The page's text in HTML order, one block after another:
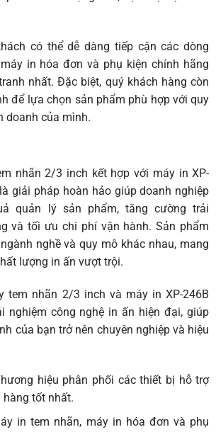
có thể dễ dàng tiếp cận các dòng
in hóa đơn và phụ kiện chính hãng
nhất. Đặc biệt, quý khách hàng còn
để lựa chọn sản phẩm phù hợp với quy
doanh của mình.
nhãn 2/3 inch kết hợp với máy in XP-
giải pháp hoàn hảo giúp doanh nghiệp
quản lý sản phẩm, tăng cường trải
và tối ưu chi phí vận hành. Sản phẩm
nghề và quy mô khác nhau, mang
lượng in ấn vượt trội.
tem nhãn 2/3 inch và máy in XP-246B
nghiệm công nghệ in ấn hiện đại, giúp
của bạn trở nên chuyên nghiệp và hiệu
hiệu phân phối các thiết bị hỗ trợ
hàng tốt nhất.
in tem nhãn, máy in hóa đơn và phụ